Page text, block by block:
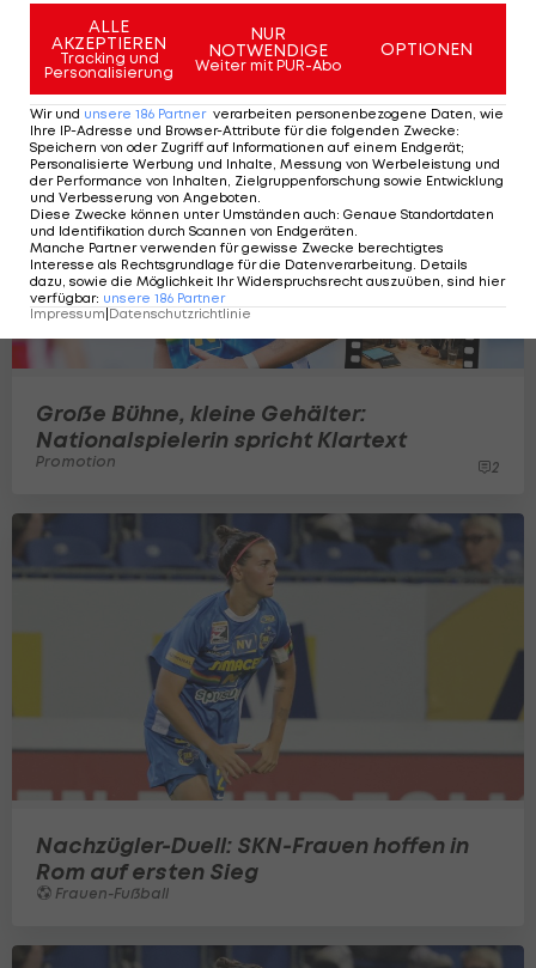
Qualifikation
ÖFB-Team
Große Bühne, kleine Gehälter:
Nationalspielerin spricht Klartext
Promotion 2
Nachzügler-Duell: SKN-Frauen hoffen in
Rom auf ersten Sieg
Frauen-Fußball
ALLE
AKZEPTIEREN
Tracking und
Personalisierung
NUR
NOTWENDIGE
Weiter mit PUR-Abo
OPTIONEN
Wir und unsere 186 Partner verarbeiten personenbezogene Daten, wie
Ihre IP-Adresse und Browser-Attribute für die folgenden Zwecke:
Speichern von oder Zugriff auf Informationen auf einem Endgerät;
Personalisierte Werbung und Inhalte, Messung von Werbeleistung und
der Performance von Inhalten, Zielgruppenforschung sowie Entwicklung
und Verbesserung von Angeboten.
Diese Zwecke können unter Umständen auch: Genaue Standortdaten
und Identifikation durch Scannen von Endgeräten.
Manche Partner verwenden für gewisse Zwecke berechtigtes
Interesse als Rechtsgrundlage für die Datenverarbeitung. Details
dazu, sowie die Möglichkeit Ihr Widerspruchsrecht auszuüben, sind hier
verfügbar: unsere 186 Partner
Impressum Datenschutzrichtlinie